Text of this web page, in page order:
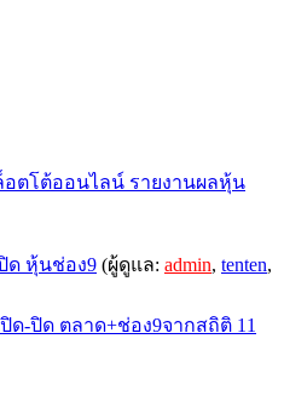
ล็อตโต้ออนไลน์ รายงานผลหุ้น
ด หุ้นช่อง9 (ผู้ดูแล: admin, tenten,
ด-ปิด ตลาด+ช่อง9จากสถิติ 11